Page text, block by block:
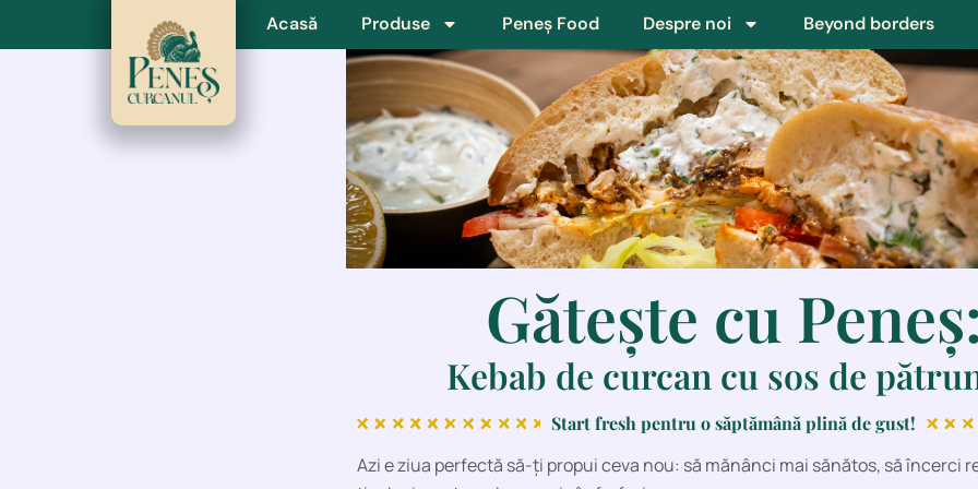
Acasă Produse Peneș Food Despre noi Beyond borders
Gătește cu Peneș:
Kebab de curcan cu sos de
Start fresh pentru o săptămână plină de gust!
Azi e ziua perfectă să-ți propui ceva nou: să mănânci mai sănătos, să încerci